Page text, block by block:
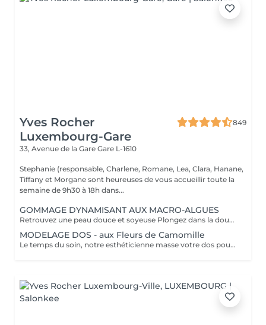
Yves Rocher
Luxembourg-Gare
849
33, Avenue de la Gare Gare L-1610
Stephanie (responsable, Charlene, Romane, Lea, Clara, Hanane,
Tiffany et Morgane sont heureuses de vous accueillir toute la
semaine de 9h30 à 18h dans...
GOMMAGE DYNAMISANT AUX MACRO-ALGUES
Retrouvez une peau douce et soyeuse Plongez dans la douceur tropicale dIndonésie à travers les notes épicées des huiles essentielles de Girofle et de Muscade. Ce gommage aux effluves chauds et naturels vous transporte tout en exfoliant délicatement votre peau : elle est douce, lumineuse et satinée.
MODELAGE DOS - aux Fleurs de Camomille
Le temps du soin, notre esthéticienne masse votre dos pour un confort sans précédent.